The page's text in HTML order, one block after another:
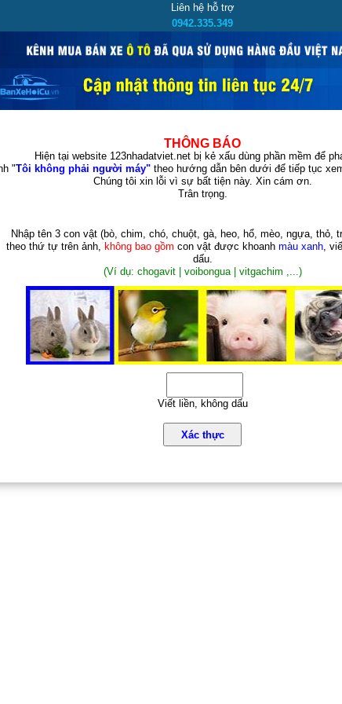
Liên hệ hỗ trợ
0942.335.349
THÔNG BÁO
Hiện tại website 123nhadatviet.net bị kẻ xấu dùng phần mềm để
"Tôi không phải người máy"theo hướng dẫn bên dưới để tiếp tục
Chúng tôi xin lỗi vì sự bất tiện này. Xin cám ơn.
Trân trọng.
Nhập tên 3 con vật (bò, chim, chó, chuột, gà, heo, hổ, mèo, ngựa, thỏ,
theo thứ tự trên ảnh, không bao gồm con vật được khoanh màu xanh,
dấu.
(Ví dụ: chogavit | voibongua | vitgachim ,...)
Viết liền, không dấu
Xác thực